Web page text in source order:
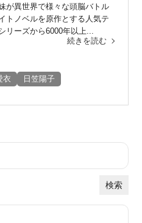
が異世界で様々な頭脳バトル
トノベルを原作とする人気テ
リーズから6000年以上...
続きを読む
衣 日笠陽子
検索